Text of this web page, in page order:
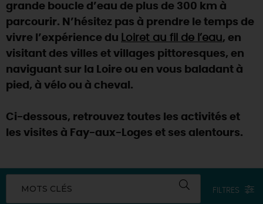
grande boucle d’eau de plus de 300 km à
parcourir. N’hésitez pas à prendre le temps de
vivre l’expérience du Loiret au fil de l’eau, en
visitant des villes et villages pittoresques, en
naviguant sur la Loire ou en vous baladant à
pied, à vélo ou à cheval.
Ci-dessous, retrouvez toutes les activités et
les visites à Fay-aux-Loges et ses alentours.
MOTS CLÉS FILTRES